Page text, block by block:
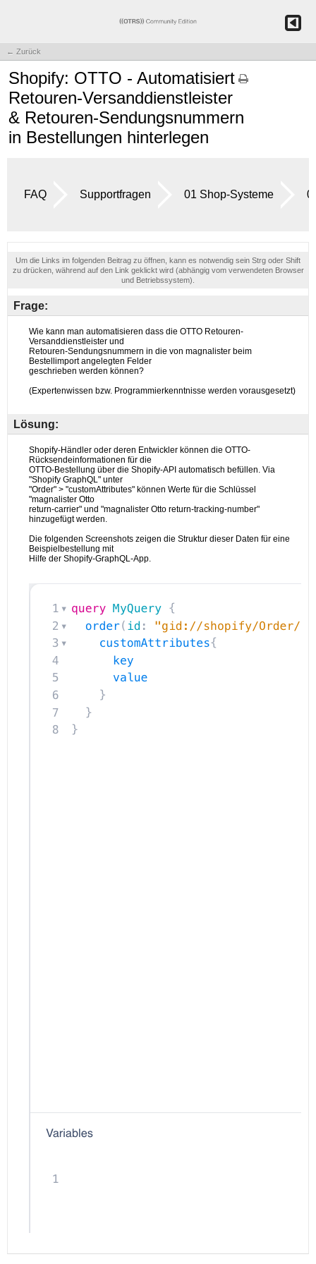
← Zurück
Shopify: OTTO - Automatisiert
Retouren-Versanddienstleister
& Retouren-Sendungsnummern
in Bestellungen hinterlegen
FAQ Supportfragen 01 Shop-Systeme
Um die Links im folgenden Beitrag zu öffnen, kann es notwendig sein Strg oder Shift
zu drücken, während auf den Link geklickt wird (abhängig vom verwendeten Browser
und Betriebssystem).
Frage:
Lösung: